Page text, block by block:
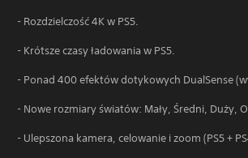
- Rozdzielczość 4K w PS5.
- Krótsze czasy ładowania w PS5.
- Ponad 400 efektów dotykowych DualSense
- Nowe rozmiary światów: Mały, Średni, Duży,
- Ulepszona kamera, celowanie i zoom (PS5 +